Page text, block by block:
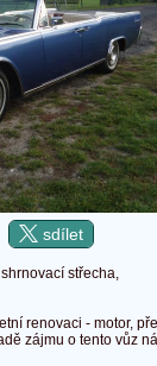
sdílet
střecha,
renovaci - motor,
zájmu o tento vůz